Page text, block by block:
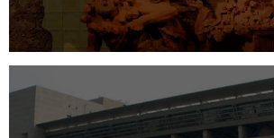
公司展厅设计
北京展厅设计
中国科学院文献